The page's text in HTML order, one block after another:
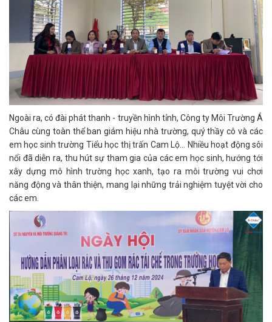
Ngoài ra, có đài phát thanh - truyền hình tỉnh, Công ty Môi Trường Á
Châu cùng toàn thể ban giám hiệu nhà trường, quý thầy cô và các
em học sinh trường Tiểu học thị trấn Cam Lộ... Nhiều hoạt động sôi
nổi đã diễn ra, thu hút sự tham gia của các em học sinh, hướng tới
xây dựng mô hình trường học xanh, tạo ra môi trường vui chơi
năng động và thân thiện, mang lại những trải nghiệm tuyệt vời cho
các em.